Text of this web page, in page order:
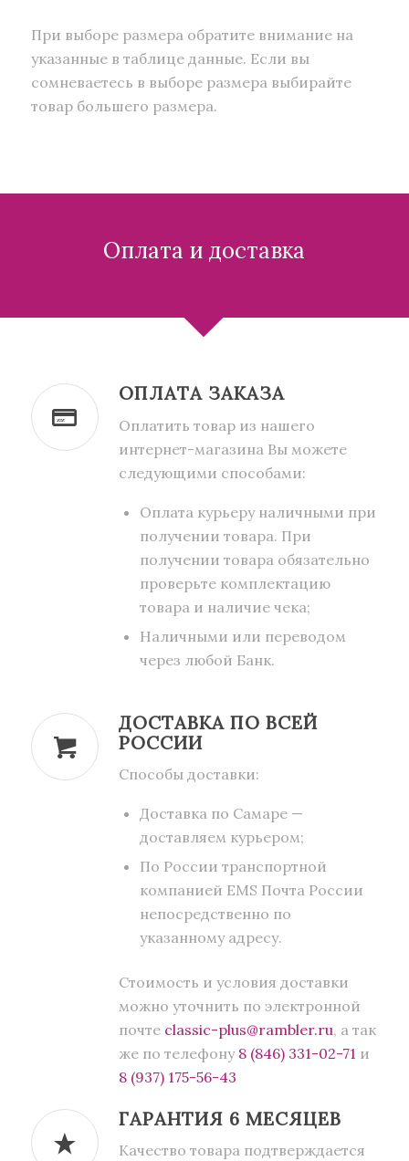
При выборе размера обратите внимание на
указанные в таблице данные. Если вы
сомневаетесь в выборе размера выбирайте
товар большего размера.
Оплата и доставка
ОПЛАТА ЗАКАЗА
Оплатить товар из нашего
интернет-магазина Вы можете
следующими способами:
Оплата курьеру наличными при
получении товара. При
получении товара обязательно
проверьте комплектацию
товара и наличие чека;
Наличными или переводом
через любой Банк.
ДОСТАВКА ПО ВСЕЙ
РОССИИ
Способы доставки:
Доставка по Самаре —
доставляем курьером;
По России транспортной
компанией EMS Почта России
непосредственно по
указанному адресу.
Стоимость и условия доставки
можно уточнить по электронной
почте classic-plus@rambler.ru, а так
же по телефону 8 (846) 331-02-71 и
8 (937) 175-56-43
ГАРАНТИЯ 6 МЕСЯЦЕВ
Качество товара подтверждается